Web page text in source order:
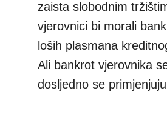
zaista slobodnim
vjerovnici bi morali
loših plasmana
Ali bankrot vjerovnika
dosljedno se